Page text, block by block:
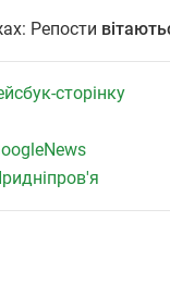
Репости
сторінку